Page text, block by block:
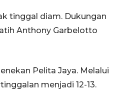
tinggal diam. Dukungan
Anthony Garbelotto
Pelita Jaya. Melalui
menjadi 12-13.